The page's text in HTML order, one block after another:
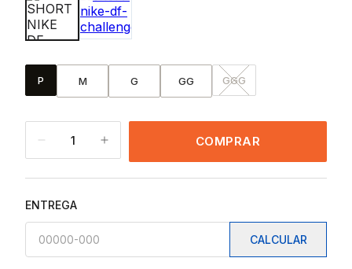
P M G GG GGG
1 COMPRAR
ENTREGA
CALCULAR